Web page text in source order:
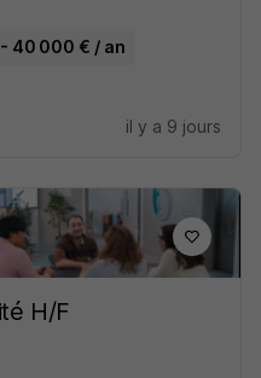
40 000 € / an
il y a 9 jours
H/F